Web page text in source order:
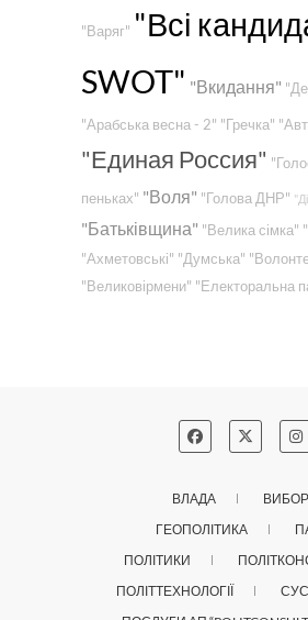
"Варяг" "Всі
SWOT" "Вкидання"
"Арабська весна - 2" "Гречка"
"Единая Россия"
пеньках" "Воля" "Голова ДНР"
"Батьківщина" "Велика сімка"
"Ахметовські" "Думська"
"Великовірмени" "Електоральна
ВЛАДА
ГЕОПОЛІТИКА
ПОЛІТИКИ
ПОЛІТТЕХНОЛОГІЇ